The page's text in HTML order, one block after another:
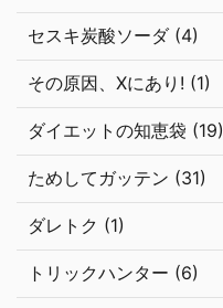
セスキ炭酸ソーダ (4)
その原因、Xにあり! (1)
ダイエットの知恵袋 (19)
ためしてガッテン (31)
ダレトク (1)
トリックハンター (6)